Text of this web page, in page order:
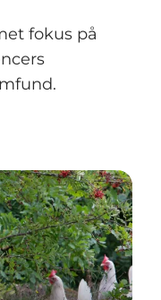
fokus på